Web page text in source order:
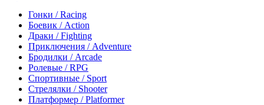
Гонки / Racing
Боевик / Action
Драки / Fighting
Приключения / Adventure
Бродилки / Arcade
Ролевые / RPG
Спортивные / Sport
Стрелялки / Shooter
Платформер / Platformer